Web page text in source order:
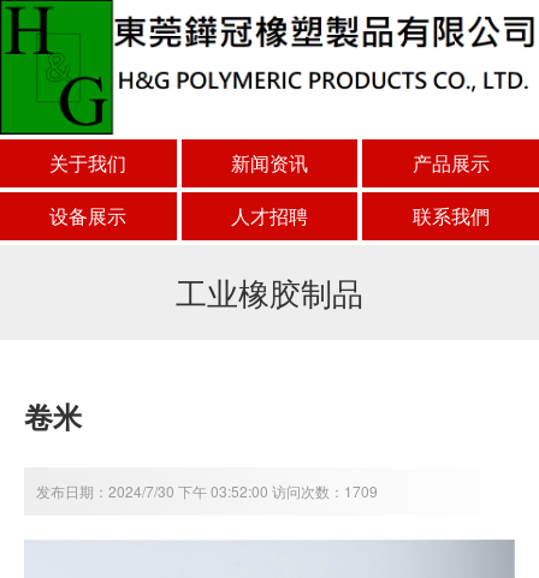
关于我们 新闻资讯
产品展示
设备展示
人才招聘 联系我們
工业橡胶制品
卷米
发布日期：2024/7/30 下午 03:52:00 访问次数：1709